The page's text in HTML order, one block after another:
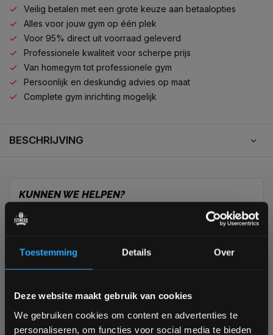
Toestemming Details Over
Deze website maakt gebruik van cookies
We gebruiken cookies om content en advertenties te
personaliseren, om functies voor social media te bieden
Veilig betalen met een grote keuze aan betaalopties
Alles voor jouw gym op één plek
Voor 95% direct uit voorraad geleverd
Professionele kwaliteit voor scherpe prijs
Van homegym tot professionele gym
Persoonlijk en deskundig advies op maat
Complete gym inrichting mogelijk
BESCHRIJVING
KUNNEN WE HELPEN?
Bam! 5% korting op je volgende